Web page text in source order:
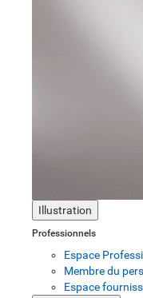
Illustration
Professionnels
Espace
Membre du
Espace